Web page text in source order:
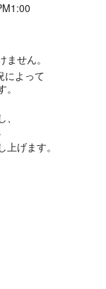
せん。
によって
げます。